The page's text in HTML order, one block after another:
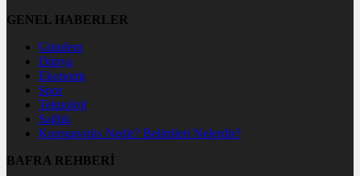
GENEL HABERLER
Gündem
Dünya
Ekonomi
Spor
Teknoloji
Sağlık
Koronavirüs Nedir? Belirtileri Nelerdir?
BAFRA REHBERİ